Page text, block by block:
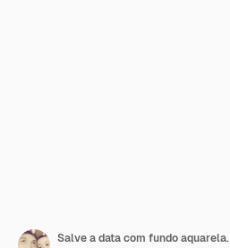
Salve a data com fundo